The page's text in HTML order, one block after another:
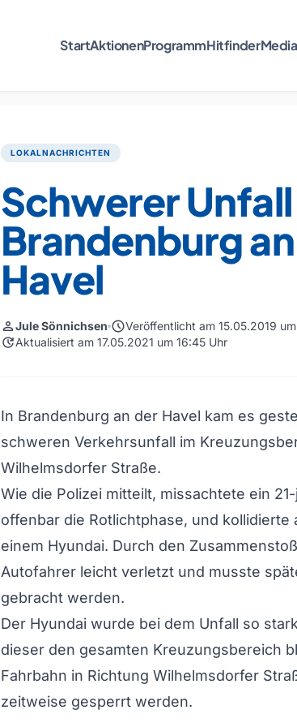
StartAktionenProgrammHitfinder
LOKALNACHRICHTEN
Schwerer Unfall
Brandenburg
Havel
personJule Sönnichsen scheduleVeröffentlicht am 15.05.2019
updateAktualisiert am 17.05.2021 um 16:45 Uhr
In Brandenburg an der Havel kam es
schweren Verkehrsunfall im
Wilhelmsdorfer Straße.
Wie die Polizei mitteilt, missachtete ein
offenbar die Rotlichtphase, und kollidierte
einem Hyundai. Durch den
Autofahrer leicht verletzt und musste
gebracht werden.
Der Hyundai wurde bei dem Unfall so
dieser den gesamten Kreuzungsbereich
Fahrbahn in Richtung Wilhelmsdorfer
zeitweise gesperrt werden.